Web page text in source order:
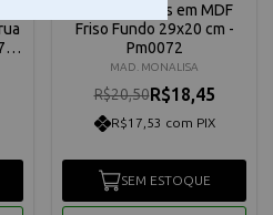
Bandeja Pinus em MDF
Friso Fundo 29x20 cm -
Pm0072
MAD. MONALISA
R$20,50R$18,45
R$17,53 com PIX
SEM ESTOQUE